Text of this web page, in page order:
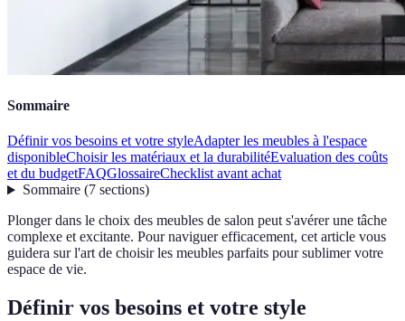
Sommaire
Définir vos besoins et votre styleAdapter les meubles à l'espace
disponibleChoisir les matériaux et la durabilitéEvaluation des coûts
et du budgetFAQGlossaireChecklist avant achat
Sommaire(7 sections)
Plonger dans le choix des meubles de salon peut s'avérer une tâche
complexe et excitante. Pour naviguer efficacement, cet article vous
guidera sur l'art de choisir les meubles parfaits pour sublimer votre
espace de vie.
Définir vos besoins et votre style